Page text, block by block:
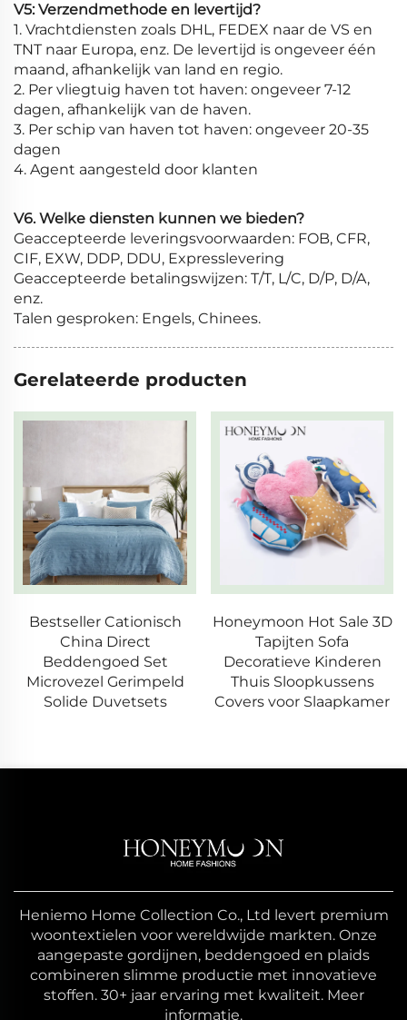
V5: Verzendmethode en levertijd?
1. Vrachtdiensten zoals DHL, FEDEX naar de VS en
TNT naar Europa, enz. De levertijd is ongeveer één
maand, afhankelijk van land en regio.
2. Per vliegtuig haven tot haven: ongeveer 7-12
dagen, afhankelijk van de haven.
3. Per schip van haven tot haven: ongeveer 20-35
dagen
4. Agent aangesteld door klanten
V6. Welke diensten kunnen we bieden?
Geaccepteerde leveringsvoorwaarden: FOB, CFR,
CIF, EXW, DDP, DDU, Expresslevering
Geaccepteerde betalingswijzen: T/T, L/C, D/P, D/A,
enz.
Talen gesproken: Engels, Chinees.
Gerelateerde producten
Honeymoon Hot Sale 3D
Tapijten Sofa
Decoratieve Kinderen
Thuis Sloopkussens
Covers voor Slaapkamer
20x20
Sloopkussens -
Geblokte
Elke
Heniemo Home Collection Co., Ltd levert premium
woontextielen voor wereldwijde markten. Onze
aangepaste gordijnen, beddengoed en plaids
combineren slimme productie met innovatieve
stoffen. 30+ jaar ervaring met kwaliteit. Meer
informatie.